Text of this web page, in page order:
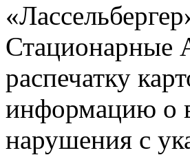
Стационарные
распечатку
информацию о
нарушения с